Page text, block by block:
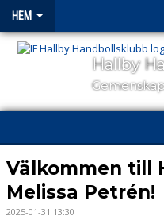
HEM
Hallby
HEM
HALLBY I SAMHÄLLET
Välkommen till
Melissa Petrén!
2025-01-31 13:30